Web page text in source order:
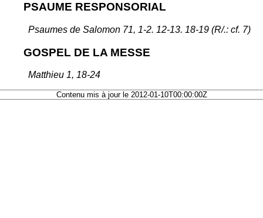
PSAUME RESPONSORIAL
Psaumes de Salomon 71, 1-2. 12-13. 18-19 (R/.: cf. 7)
GOSPEL DE LA MESSE
Matthieu 1, 18-24
Contenu mis à jour le 2012-01-10T00:00:00Z